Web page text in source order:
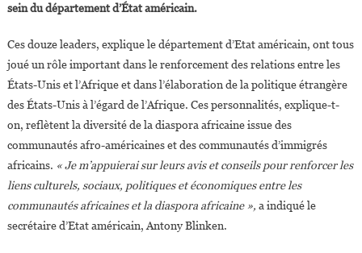
Du
Conseil
Consultatif
Du
L’engagement
De
La
Diaspora
sein du département d’État américain.
Ces douze leaders, explique le département d’Etat américain, ont tous
joué un rôle important dans le renforcement des relations entre les
États-Unis et l’Afrique et dans l’élaboration de la politique étrangère
des États-Unis à l’égard de l’Afrique. Ces personnalités, explique-t-
on, reflètent la diversité de la diaspora africaine issue des
communautés afro-américaines et des communautés d’immigrés
africains. « Je m’appuierai sur leurs avis et conseils pour renforcer les
liens culturels, sociaux, politiques et économiques entre les
communautés africaines et la diaspora africaine », a indiqué le
secrétaire d’Etat américain, Antony Blinken.